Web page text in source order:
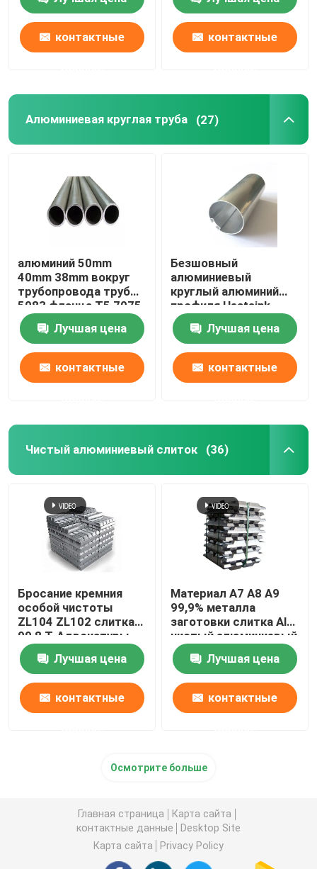
сублимации
контактные
обшивают панелями
1060 1mm 3mm 5mm
10mm 3004 3005
контактные
Алюминиевая круглая труба (27)
алюминий 50mm
40mm 38mm вокруг
трубопровода трубы
5083 фланца T5 7075
T6 для трубы масла
Лучшая цена
контактные
Безшовный
алюминиевый
круглый алюминий
профиля Heatsink
трубки трубы
прессовал Knurled
25mm 45mm 70mm
Лучшая цена
контактные
Чистый алюминиевый слиток (36)
Бросание кремния
особой чистоты
ZL104 ZL102 слитка
99,8 T-Адвокатуры
чистое алюминиевое
повторно
использовало
Лучшая цена
контактные
Материал A7 A8 A9
99,9% металла
заготовки слитка Al
чистый алюминиевый
99,8% 99,7% 98%
Лучшая цена
контактные
Осмотрите больше
Главная страница
Карта сайта
контактные данные
Desktop Site
Карта сайта
Privacy Policy